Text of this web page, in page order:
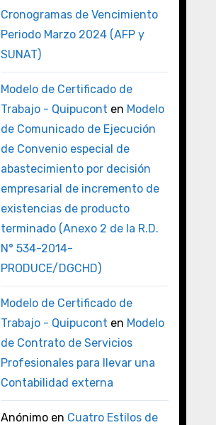
Cronogramas de Vencimiento
Periodo Marzo 2024 (AFP y
SUNAT)
Modelo de Certificado de
Trabajo - Quipucont en Modelo
de Comunicado de Ejecución
de Convenio especial de
abastecimiento por decisión
empresarial de incremento de
existencias de producto
terminado (Anexo 2 de la R.D.
N° 534-2014-
PRODUCE/DGCHD)
Modelo de Certificado de
Trabajo - Quipucont en Modelo
de Contrato de Servicios
Profesionales para llevar una
Contabilidad externa
Anónimoen Cuatro Estilos de